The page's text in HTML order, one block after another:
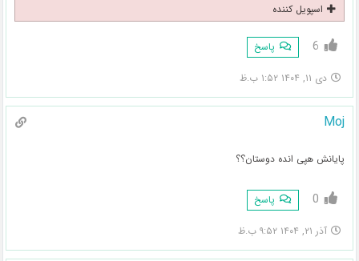
اسپویل کننده
6 پاسخ
دی ۱۱, ۱۴۰۴ ۱:۵۲ ب.ظ
Moj
پایانش هپی انده دوستان؟؟
0 پاسخ
آذر ۲۱, ۱۴۰۴ ۹:۵۲ ب.ظ